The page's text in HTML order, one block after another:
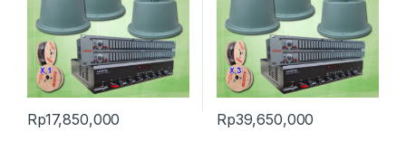
Rp17,850,000 Rp39,650,000